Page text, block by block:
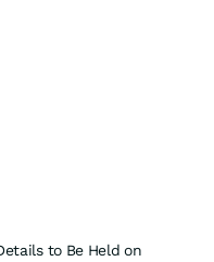
to Be Held on